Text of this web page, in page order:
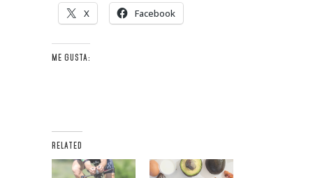
X Facebook
ME GUSTA:
RELATED